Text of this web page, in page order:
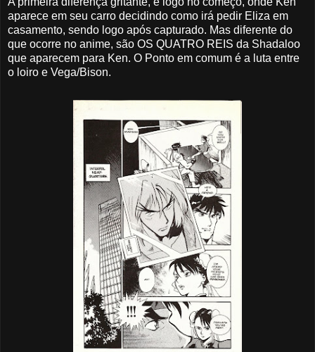
aparece em seu carro decidindo como irá pedir Eliza em
casamento, sendo logo após capturado. Mas diferente do
que ocorre no anime, são OS QUATRO REIS da Shadaloo
que aparecem para Ken. O Ponto em comum é a luta entre
o loiro e Vega/Bison.